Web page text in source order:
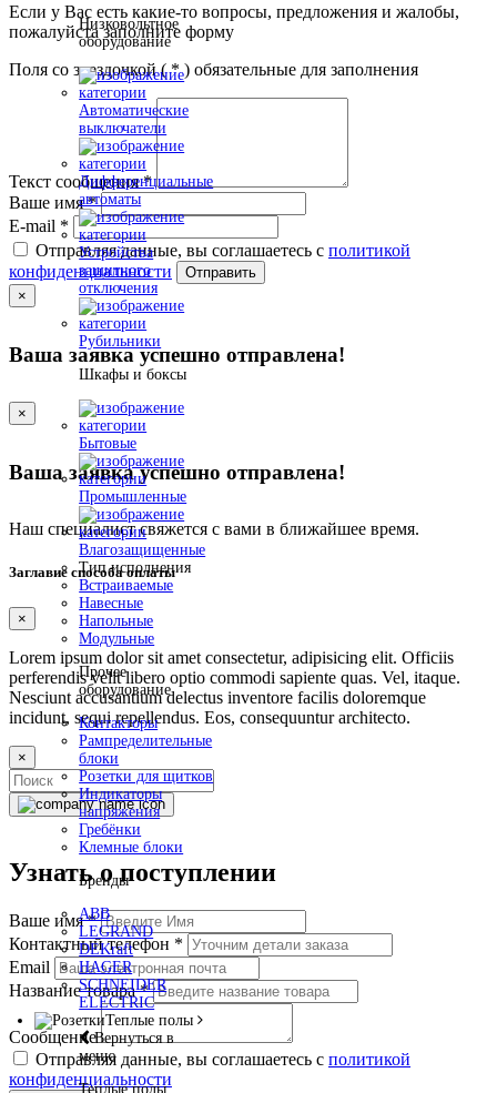
Низковольтное
оборудование
Автоматические
выключатели
Дифференциальные
автоматы
Устройства
защитного
отключения
Рубильники
Шкафы и боксы
Бытовые
Промышленные
Влагозащищенные
Тип исполнения
Встраиваемые
Навесные
Напольные
Модульные
Прочее
оборудование
Контакторы
Рампределительные
блоки
Розетки для щитков
Индикаторы
напряжения
Гребёнки
Клемные блоки
Бренды
ABB
LEGRAND
DEKraft
HAGER
SCHNEIDER
ELECTRIC
Теплые полы
Вернуться в
меню
Теплые полы
Если у Вас есть какие-то вопросы, предложения и жалобы,
пожалуйста заполните форму
Поля со звездочкой (*) обязательные для заполнения
Текст сообщения*
Ваше имя*
E-mail *
Отправляя данные, вы соглашаетесь с политикой
конфиденциальности
Отправить
×
Ваша заявка успешно отправлена!
×
Ваша заявка успешно отправлена!
Наш специалист свяжется с вами в ближайшее время.
Заглавие способа оплаты
×
Lorem ipsum dolor sit amet consectetur, adipisicing elit. Officiis
perferendis velit libero optio commodi sapiente quas. Vel, itaque.
Nesciunt accusantium delectus inventore facilis doloremque
incidunt, sequi repellendus. Eos, consequuntur architecto.
×
Узнать о поступлении
Ваше имя*
Контактный телефон *
Email
Название товара*
Сообщение
Отправляя данные, вы соглашаетесь с политикой
конфиденциальности